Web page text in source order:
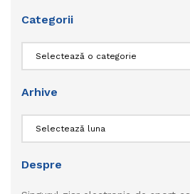
Categorii
Arhive
Despre